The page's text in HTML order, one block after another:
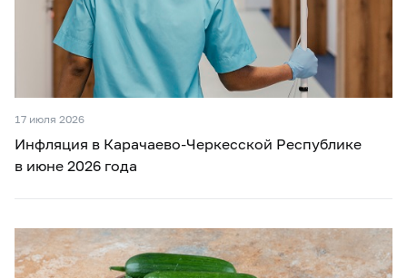
17 июля 2026
Инфляция в Карачаево-Черкесской Республике
в июне 2026 года